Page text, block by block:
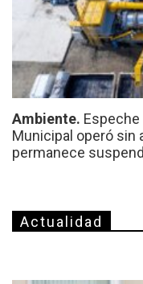
Ambiente.
Municipal operó sin
permanece
Actualidad